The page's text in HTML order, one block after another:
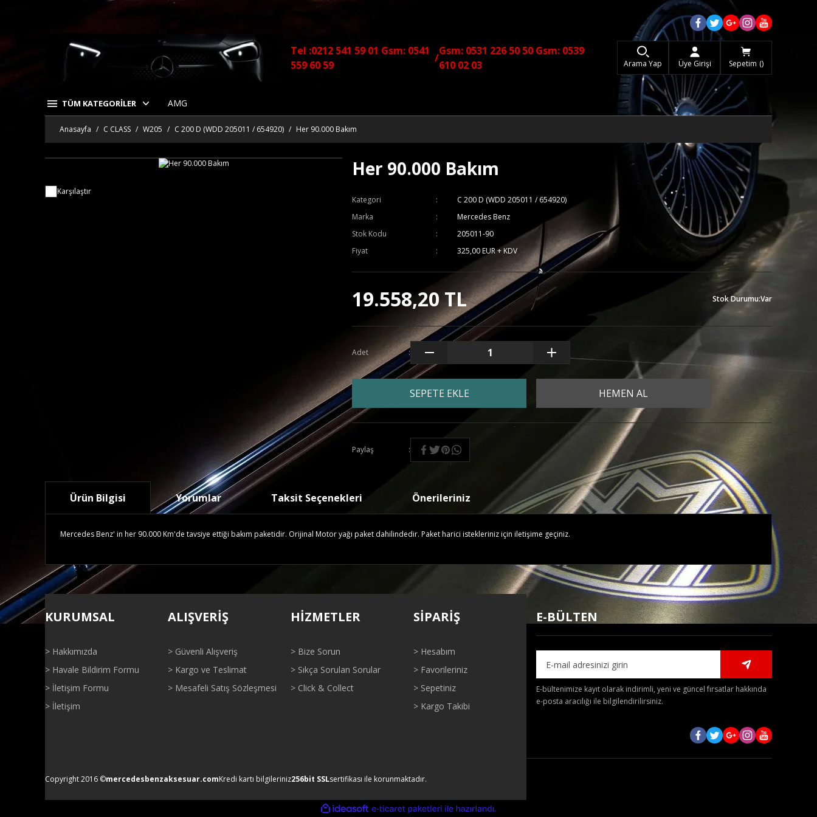
Tel :0212 541 59 01 Gsm: 0541
559 60 59
/
Gsm: 0531 226 50 50 Gsm: 0539
610 02 03
Arama Yap Üye Girişi Sepetim
TÜM KATEGORİLER AMG
Anasayfa C CLASS W205 C 200 D (WDD 205011 / 654920) Her 90.000 Bakım
Karşılaştır
Her 90.000 Bakım
Kategori
C 200 D (WDD 205011 / 654920)
Marka
Mercedes Benz
Stok Kodu
205011-90
Fiyat
325,00 EUR + KDV
19.558,20 TL Stok Durumu:Var
Adet
SEPETE EKLE HEMEN AL
Paylaş
Ürün Bilgisi Yorumlar Taksit Seçenekleri Önerileriniz
Mercedes Benz' in her 90.000 Km'de tavsiye ettiği bakım paketidir. Orijinal Motor yağı paket dahilindedir. Paket harici istekleriniz için iletişime geçiniz.
Bu ürünün fiyat bilgisi, resim, ürün açıklamalarında ve diğer konularda yetersiz gördüğünüz noktaları öneri formunu kullanarak tarafımıza iletebilirsiniz.
Görüş ve önerileriniz için teşekkür ederiz.
Ürün resmi kalitesiz, bozuk veya görüntülenemiyor.
Ürün fiyatı diğer sitelerden daha pahalı.
Gönder
KURUMSAL
> Hakkımızda
> Havale Bildirim Formu
> İletişim Formu
> İletişim
ALIŞVERİŞ
> Güvenli Alışveriş
> Kargo ve Teslimat
> Mesafeli Satış Sözleşmesi
HİZMETLER
> Bize Sorun
> Sıkça Sorulan Sorular
> Click & Collect
SİPARİŞ
> Hesabım
> Favorileriniz
> Sepetiniz
> Kargo Takibi
E-BÜLTEN
E-bültenimize kayıt olarak indirimli, yeni ve güncel fırsatlar hakkında
e-posta aracılığı ile bilgilendirilirsiniz.
Copyright 2016 ©mercedesbenzaksesuar.comKredi kartı bilgileriniz256bit SSLsertifikası ile korunmaktadır.
ideasoft
e-